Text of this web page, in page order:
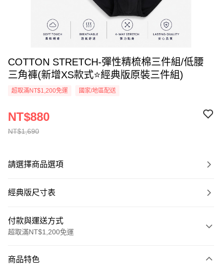
COTTON STRETCH-彈性精梳棉三件組/低腰
三角褲(新增XS款式⭐經典版原裝三件組)
超取滿NT$1,200免運 國家/地區配送
NT$1,690
NT$880
請選擇商品選項
經典版尺寸表
付款與運送方式
超取滿NT$1,200免運
信用卡一次付款
商品特色